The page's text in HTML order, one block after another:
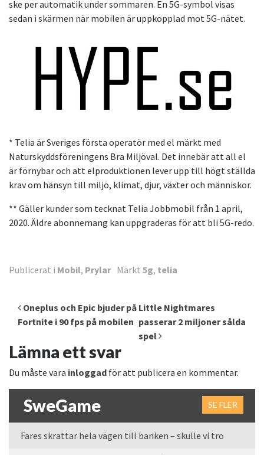
ske per automatik under sommaren. En 5G-symbol visas
sedan i skärmen när mobilen är uppkopplad mot 5G-nätet.
* Telia är Sveriges första operatör med el märkt med
Naturskyddsföreningens Bra Miljöval. Det innebär att all el
är förnybar och att elproduktionen lever upp till högt ställda
krav om hänsyn till miljö, klimat, djur, växter och människor.
** Gäller kunder som tecknat Telia Jobbmobil från 1 april,
2020. Äldre abonnemang kan uppgraderas för att bli 5G-redo.
Publicerat i Mobil, Prylar Märkt 5g, telia
Inläggsnavigering
Oneplus och Epic bjuder på
Fortnite i 90 fps på mobilen
Little Nightmares
passerar 2 miljoner sålda
spel
Lämna ett svar
Du måste vara inloggad för att publicera en kommentar.
SweGame SE FLER
Fares skrattar hela vägen till banken – skulle vi tro